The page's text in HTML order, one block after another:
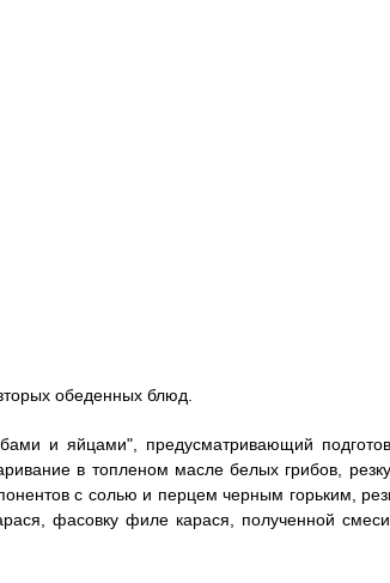
обеденных блюд.
и яйцами", предусматривающий
в топленом масле белых грибов,
с солью и перцем черным горьким,
фасовку филе карася, полученной